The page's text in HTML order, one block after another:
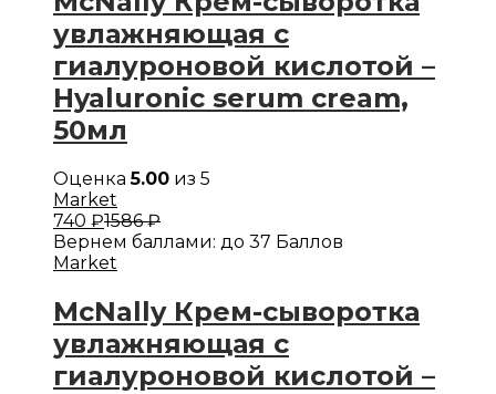
увлажняющая с
гиалуроновой кислотой –
Hyaluronic serum cream,
50мл
Оценка5.00 из 5
Market
740 ₽1586₽
Вернем баллами: до 37 Баллов
Market
McNally Крем-сыворотка
увлажняющая с
гиалуроновой кислотой –